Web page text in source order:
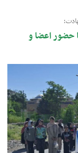
حضور اعضا و